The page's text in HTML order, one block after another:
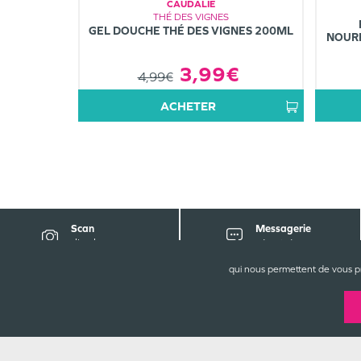
qui nous permettent de vous
CAUDALIE
THÉ DES VIGNES
GEL DOUCHE THÉ DES VIGNES 200ML
4,99€ 3,99€
ACHETER
Scan
d'ordonnance
Messagerie
sécurisée
9